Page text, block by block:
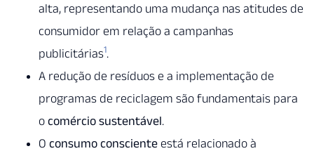
alta, representando uma mudança nas atitudes de
consumidor em relação a campanhas
publicitárias1.
A redução de resíduos e a implementação de
programas de reciclagem são fundamentais para
o comércio sustentável.
O consumo consciente está relacionado à